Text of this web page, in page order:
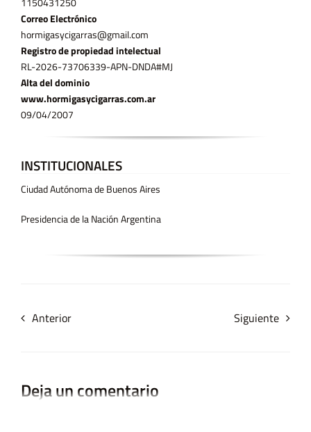
Correo Electrónico
hormigasycigarras@gmail.com
Registro de propiedad intelectual
RL-2026-73706339-APN-DNDA#MJ
Alta del dominio
www.hormigasycigarras.com.ar
09/04/2007
INSTITUCIONALES
Ciudad Autónoma de Buenos Aires
Presidencia de la Nación Argentina
Anterior Siguiente
Deja un comentario